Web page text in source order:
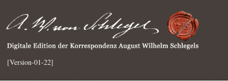
[Version-01-22]